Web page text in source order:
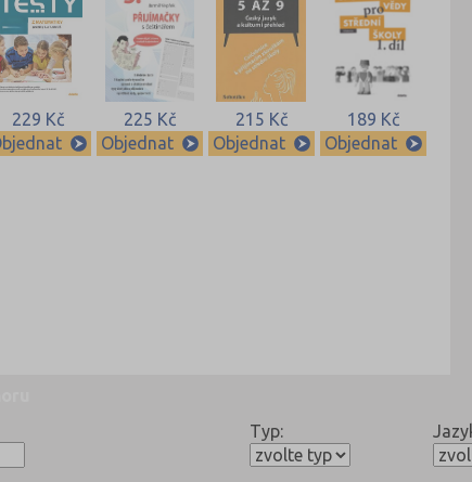
229 Kč
225 Kč
Objednat
215 Kč
Objednat
189 Kč
Objednat
Typ: